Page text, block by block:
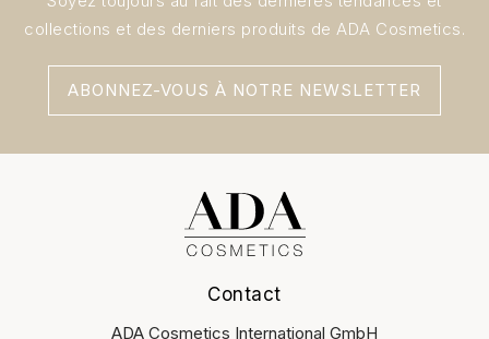
collections et des derniers produits de ADA Cosmetics.
ABONNEZ-VOUS À NOTRE NEWSLETTER
Contact
ADA Cosmetics International GmbH